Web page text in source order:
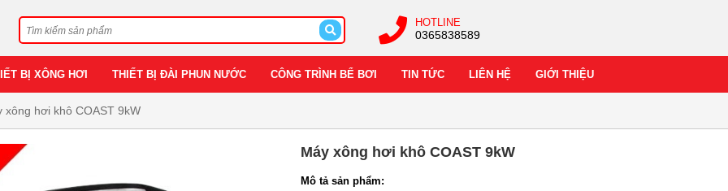
HOTLINE
0365838589
BỊ XÔNG HƠI THIẾT BỊ ĐÀI PHUN NƯỚC CÔNG TRÌNH BỂ BƠI TIN TỨC LIÊN HỆ GIỚI THIỆU
xông hơi khô COAST 9kW
Máy xông hơi khô COAST 9kW
Mô tả sản phẩm: